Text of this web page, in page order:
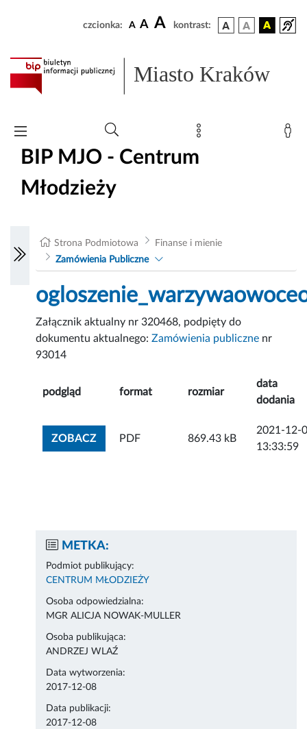
czcionka: A A A kontrast:
Miasto Kraków
BIP MJO - Centrum
Młodzieży
Strona Podmiotowa
Finanse i mienie
Zamówienia Publiczne
Załącznik aktualny nr 320468, podpięty do
dokumentu aktualnego:Zamówienia publiczne nr
93014
podgląd format rozmiar
data
dodania
ZOBACZZOBACZ ZAŁĄCZNIK
PDF 869.43 kB
2021-12-
13:33:59
METKA:
Podmiot publikujący:
CENTRUM MŁODZIEŻY
Osoba odpowiedzialna:
MGR ALICJA NOWAK-MULLER
Osoba publikująca:
ANDRZEJ WLAŹ
Data wytworzenia:
2017-12-08
Data publikacji:
2017-12-08